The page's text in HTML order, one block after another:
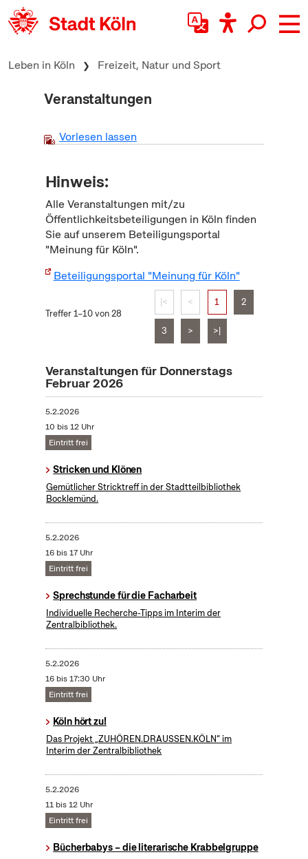
zum Inhalt springen
Leben in Köln Freizeit, Natur und Sport
Veranstaltungen
Vorlesen lassen
Hinweis:
Alle Veranstaltungen mit/zu
Öffentlichkeitsbeteiligungen in Köln finden
Sie auf unserem Beteiligungsportal
"Meinung für Köln".
Beteiligungsportal "Meinung für Köln"
Treffer 1–10 von 28
|< < 1 2
3 > >|
Veranstaltungen für Donnerstags
Februar 2026
5.2.2026
10 bis 12 Uhr
Eintritt frei
Stricken und Klönen
Gemütlicher Stricktreff in der Stadtteilbibliothek
Bocklemünd.
5.2.2026
16 bis 17 Uhr
Eintritt frei
Sprechstunde für die Facharbeit
Individuelle Recherche-Tipps im Interim der
Zentralbibliothek.
5.2.2026
16 bis 17:30 Uhr
Eintritt frei
Köln hört zu!
Das Projekt „ZUHÖREN.DRAUSSEN.KÖLN“ im
Interim der Zentralbibliothek
5.2.2026
11 bis 12 Uhr
Eintritt frei
Bücherbabys – die literarische Krabbelgruppe